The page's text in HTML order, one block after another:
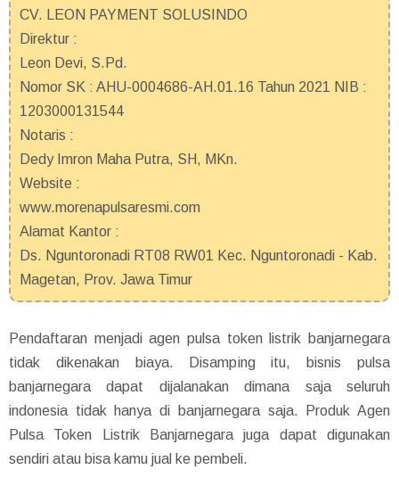
CV. LEON PAYMENT SOLUSINDO
Direktur :
Leon Devi, S.Pd.
Nomor SK : AHU-0004686-AH.01.16 Tahun 2021 NIB :
1203000131544
Notaris :
Dedy Imron Maha Putra, SH, MKn.
Website :
www.morenapulsaresmi.com
Alamat Kantor :
Ds. Nguntoronadi RT08 RW01 Kec. Nguntoronadi - Kab.
Magetan, Prov. Jawa Timur
Pendaftaran menjadi agen pulsa token listrik banjarnegara
tidak dikenakan biaya. Disamping itu, bisnis pulsa
banjarnegara dapat dijalanakan dimana saja seluruh
indonesia tidak hanya di banjarnegara saja. Produk Agen
Pulsa Token Listrik Banjarnegara juga dapat digunakan
sendiri atau bisa kamu jual ke pembeli.